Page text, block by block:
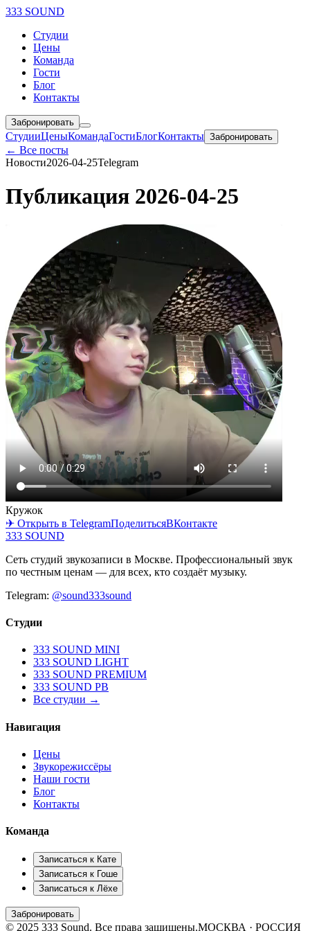
333 SOUND
Студии
Цены
Команда
Гости
Блог
Контакты
Забронировать
СтудииЦеныКомандаГостиБлогКонтакты Забронировать
← Все посты
Новости2026-04-25Telegram
Публикация 2026-04-25
Кружок
✈ Открыть в TelegramПоделитьсяВКонтакте
333 SOUND
Сеть студий звукозаписи в Москве. Профессиональный звук
по честным ценам — для всех, кто создаёт музыку.
Telegram: @sound333sound
Студии
333 SOUND MINI
333 SOUND LIGHT
333 SOUND PREMIUM
333 SOUND PB
Все студии →
Навигация
Цены
Звукорежиссёры
Наши гости
Блог
Контакты
Команда
Записаться к Кате
Записаться к Гоше
Записаться к Лёхе
Забронировать
© 2025 333 Sound. Все права защищены.МОСКВА · РОССИЯ